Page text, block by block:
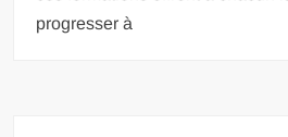
progresser à